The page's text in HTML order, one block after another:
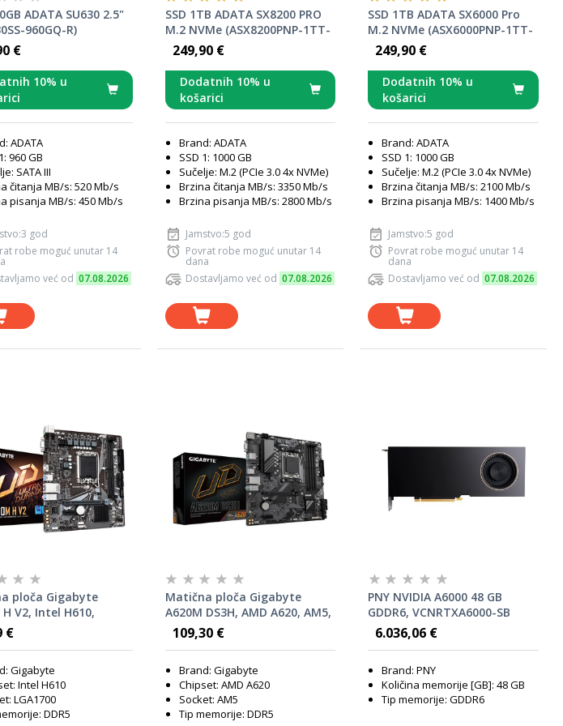
ADATA SU630 2.5"
960GQ-R)
€
10% u
ADATA
960 GB
SATA III
čitanja MB/s: 520 Mb/s
pisanja MB/s: 450 Mb/s
god
robe moguć unutar 14
već od 07.08.2026
SSD 1TB ADATA SX8200 PRO
M.2 NVMe (ASX8200PNP-1TT-
C)249,90 €
Dodatnih 10% u
košarici
Brand: ADATA
SSD 1: 1000 GB
Sučelje: M.2 (PCIe 3.0 4x NVMe)
Brzina čitanja MB/s: 3350 Mb/s
Brzina pisanja MB/s: 2800 Mb/s
Jamstvo:5 god
Povrat robe moguć unutar 14
dana
Dostavljamo već od 07.08.2026
SSD 1TB ADATA SX6000 Pro
M.2 NVMe (ASX6000PNP-1TT-
C)249,90 €
Dodatnih 10% u
košarici
Brand: ADATA
SSD 1: 1000 GB
Sučelje: M.2 (PCIe 3.0 4x NVMe)
Brzina čitanja MB/s: 2100 Mb/s
Brzina pisanja MB/s: 1400 Mb/s
Jamstvo:5 god
Povrat robe moguć unutar 14
dana
Dostavljamo već od 07.08.2026
ploča Gigabyte
H V2, Intel H610,
mATX
€
Gigabyte
Intel H610
LGA1700
DDR5
Matična ploča Gigabyte
A620M DS3H, AMD A620, AM5,
mATX
109,30 €
Brand: Gigabyte
Chipset: AMD A620
Socket: AM5
Tip memorije: DDR5
PNY NVIDIA A6000 48 GB
GDDR6, VCNRTXA6000-SB
6.036,06 €
Brand: PNY
Količina memorije [GB]: 48 GB
Tip memorije: GDDR6